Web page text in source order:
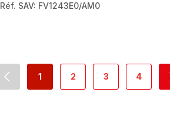
Réf. SAV: FV1243E0/AM0
navigation.pagination.actions.prev
1-
2
-
3
-
4
-